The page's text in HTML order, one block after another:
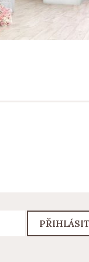
PŘIHLÁSIT